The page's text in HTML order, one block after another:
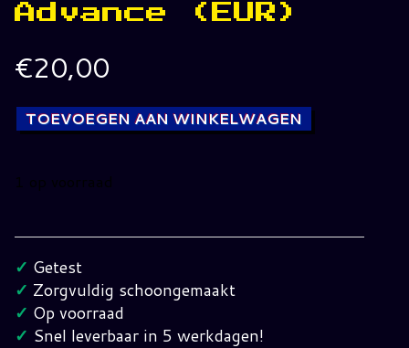
Advance (EUR)
€20,00
TOEVOEGEN AAN WINKELWAGEN
1 op voorraad
Fighter
2
GameBoy
Advance
(EUR)
✓ Getest
✓ Zorgvuldig schoongemaakt
✓ Op voorraad
✓ Snel leverbaar in 5 werkdagen!